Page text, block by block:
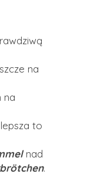
na
na
to
nad
.